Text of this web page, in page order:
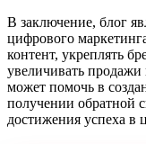
В заключение, блог
цифрового
контент, укреплять
увеличивать
может помочь в
получении обратной
достижения успеха в